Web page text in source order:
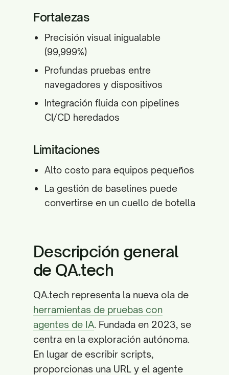
Fortalezas
Precisión visual inigualable
(99,999%)
Profundas pruebas entre
navegadores y dispositivos
Integración fluida con pipelines
CI/CD heredados
Limitaciones
Alto costo para equipos pequeños
La gestión de baselines puede
convertirse en un cuello de botella
Descripción general
de QA.tech
QA.tech representa la nueva ola de
herramientas de pruebas con
agentes de IA. Fundada en 2023, se
centra en la exploración autónoma.
En lugar de escribir scripts,
proporcionas una URL y el agente